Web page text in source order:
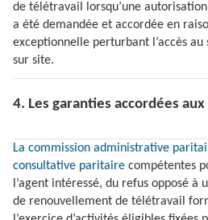
de télétravail lorsqu’une
a été demandée et accordée en
exceptionnelle perturbant l’accès
sur site.
4. Les garanties accordées
La commission administrative
consultative paritaire compétentes
l’agent intéressé, du refus opposé à
de renouvellement de télétravail